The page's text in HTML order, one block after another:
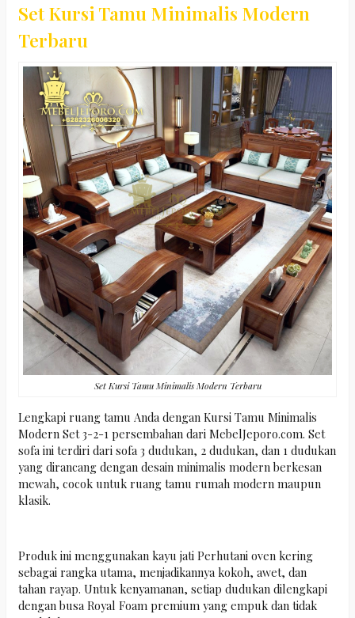
Set Kursi Tamu Minimalis Modern
Terbaru
Set Kursi Tamu Minimalis Modern Terbaru
Lengkapi ruang tamu Anda dengan Kursi Tamu Minimalis
Modern Set 3-2-1 persembahan dari MebelJeporo.com. Set
sofa ini terdiri dari sofa 3 dudukan, 2 dudukan, dan 1 dudukan
yang dirancang dengan desain minimalis modern berkesan
mewah, cocok untuk ruang tamu rumah modern maupun
klasik.
Produk ini menggunakan kayu jati Perhutani oven kering
sebagai rangka utama, menjadikannya kokoh, awet, dan
tahan rayap. Untuk kenyamanan, setiap dudukan dilengkapi
dengan busa Royal Foam premium yang empuk dan tidak